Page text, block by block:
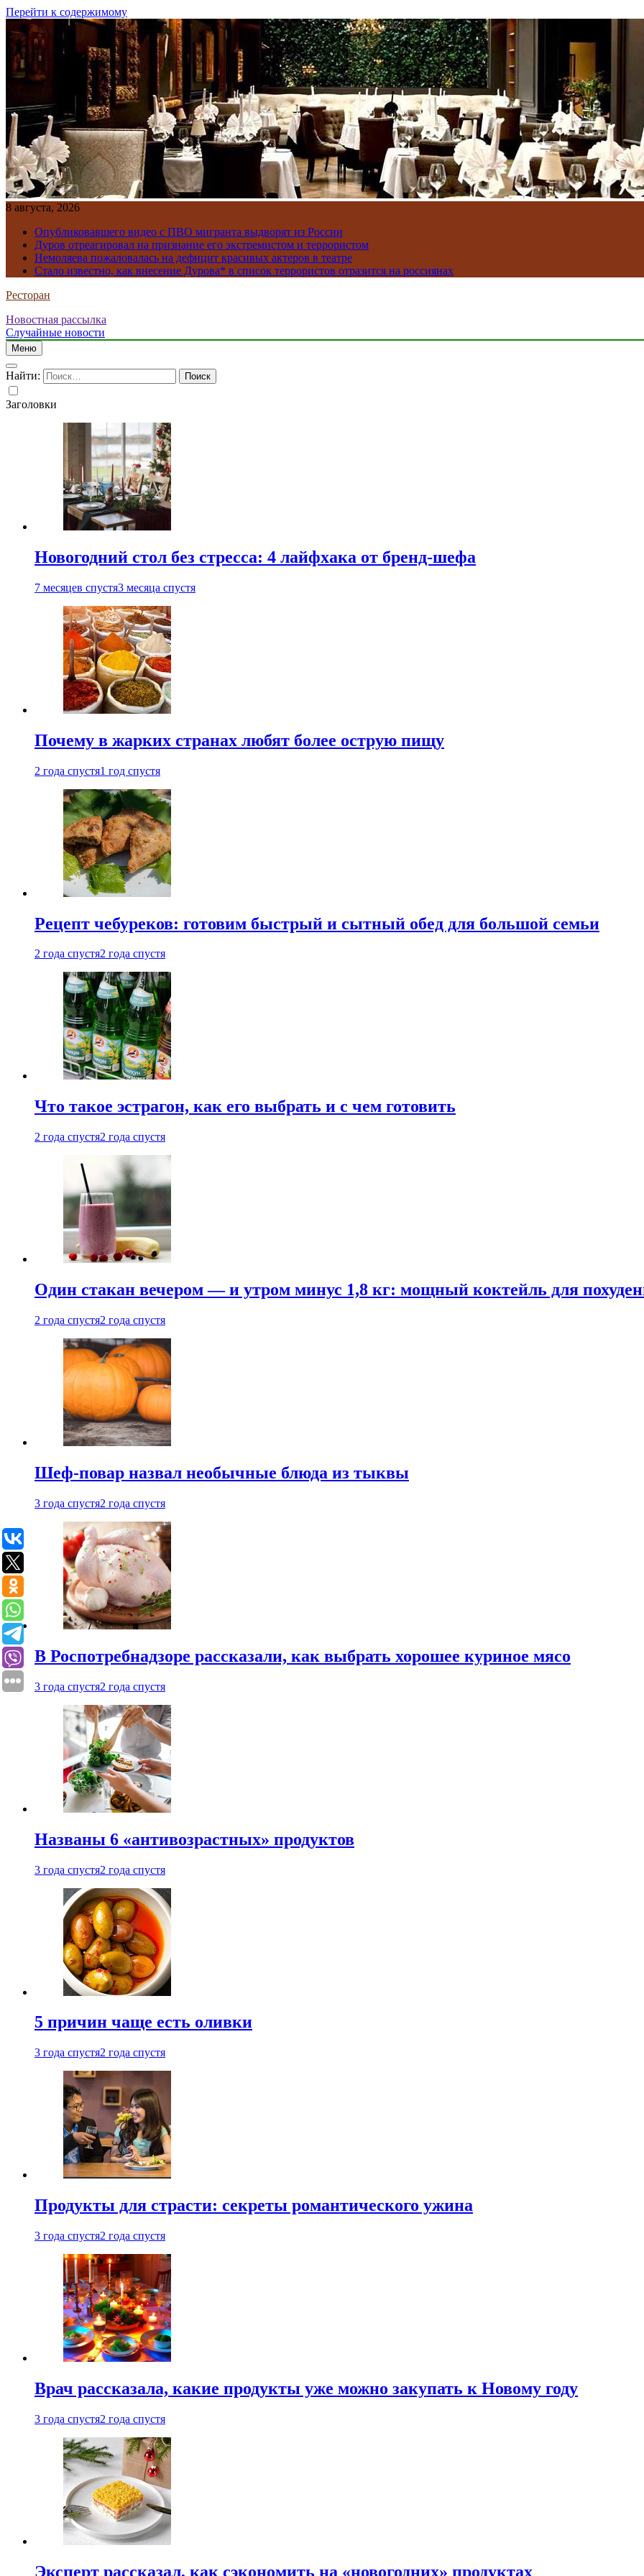
Перейти к содержимому
8 августа, 2026
Опубликовавшего видео с ПВО мигранта выдворят из России
Дуров отреагировал на признание его экстремистом и террористом
Немоляева пожаловалась на дефицит красивых актеров в театре
Стало известно, как внесение Дурова* в список террористов отразится на россиянах
Ресторан
Новостная рассылка
Случайные новости
Меню
Найти:
Заголовки
Новогодний стол без стресса: 4 лайфхака от бренд-шефа
7 месяцев спустя3 месяца спустя
Почему в жарких странах любят более острую пищу
2 года спустя1 год спустя
Рецепт чебуреков: готовим быстрый и сытный обед для большой семьи
2 года спустя2 года спустя
Что такое эстрагон, как его выбрать и с чем готовить
2 года спустя2 года спустя
Один стакан вечером — и утром минус 1,8 кг: мощный коктейль для
2 года спустя2 года спустя
Шеф-повар назвал необычные блюда из тыквы
3 года спустя2 года спустя
В Роспотребнадзоре рассказали, как выбрать хорошее куриное мясо
3 года спустя2 года спустя
Названы 6 «антивозрастных» продуктов
3 года спустя2 года спустя
5 причин чаще есть оливки
3 года спустя2 года спустя
Продукты для страсти: секреты романтического ужина
3 года спустя2 года спустя
Врач рассказала, какие продукты уже можно закупать к Новому году
3 года спустя2 года спустя
Эксперт рассказал, как сэкономить на «новогодних» продуктах